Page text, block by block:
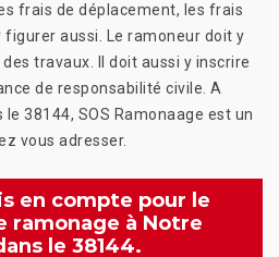
frais de déplacement, les frais
aussi. Le ramoneur doit y
travaux. Il doit aussi y inscrire
de responsabilité civile. A
le 38144, SOS Ramonaage est un
vous adresser.
en compte pour le
ramonage à Notre
le 38144.